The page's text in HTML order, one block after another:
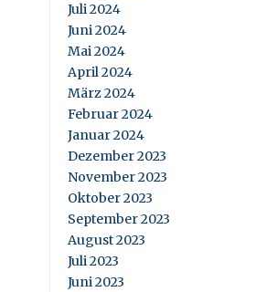
Juli 2024
Juni 2024
Mai 2024
April 2024
März 2024
Februar 2024
Januar 2024
Dezember 2023
November 2023
Oktober 2023
September 2023
August 2023
Juli 2023
Juni 2023